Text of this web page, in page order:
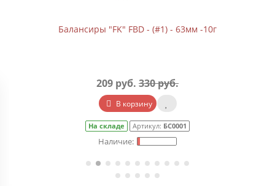
Балансиры "FK" FBD - (#1) - 63мм -10г
209 руб. 330 руб.
В корзину
На складе Артикул: БС0001